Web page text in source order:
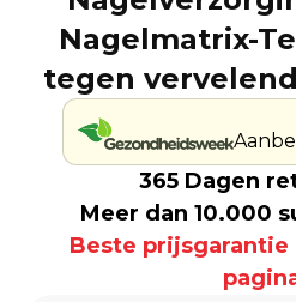
Nagelmatrix-
tegen
365 Dagen
Meer dan 10.000
Beste prijsgarantie